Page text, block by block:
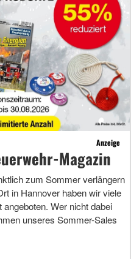
Anzeige
Magazin
zum Sommer verlängern
in Hannover haben wir viele
Wer nicht dabei
unseres Sommer-Sales